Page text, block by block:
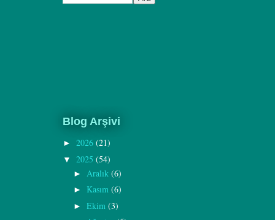
Blog Arşivi
► 2026 (21)
▼ 2025 (54)
► Aralık (6)
► Kasım (6)
► Ekim (3)